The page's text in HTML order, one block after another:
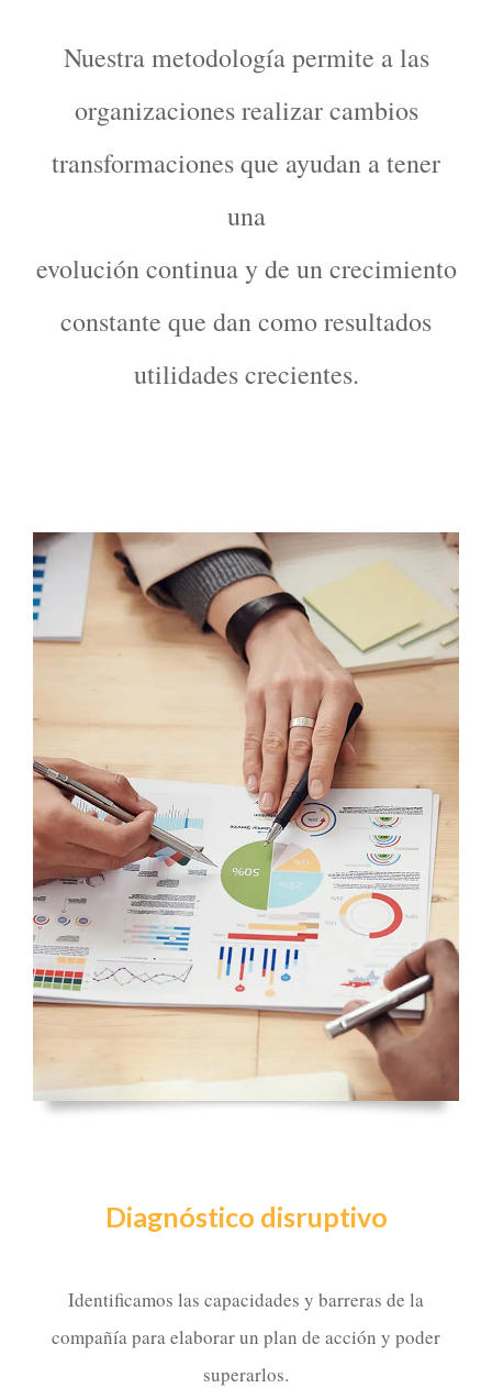
Nuestra metodología permite a las
organizaciones realizar cambios
transformaciones que ayudan a tener
una
evolución continua y de un crecimiento
constante que dan como resultados
utilidades crecientes.
Diagnóstico disruptivo
Identificamos las capacidades y barreras de la
compañía para elaborar un plan de acción y poder
superarlos.